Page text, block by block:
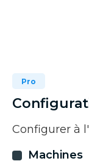
Pro
Configurer à
Machines